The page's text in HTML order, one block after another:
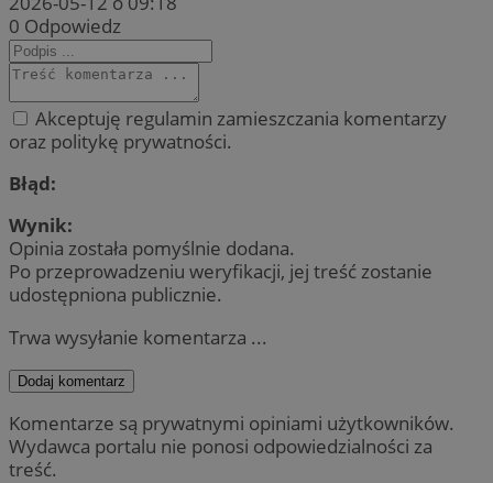
0 Odpowiedz
Akceptuję regulamin zamieszczania komentarzy
oraz politykę prywatności.
Błąd:
Wynik:
Opinia została pomyślnie dodana.
Po przeprowadzeniu weryfikacji, jej treść zostanie
udostępniona publicznie.
Trwa wysyłanie komentarza ...
Dodaj komentarz
Komentarze są prywatnymi opiniami użytkowników.
Wydawca portalu nie ponosi odpowiedzialności za
treść.